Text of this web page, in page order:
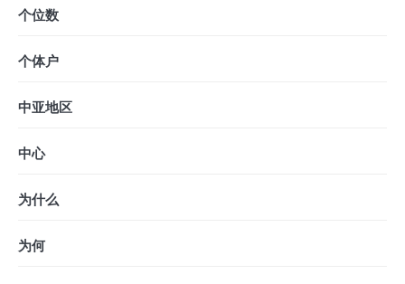
个位数
个体户
中亚地区
中心
为什么
为何